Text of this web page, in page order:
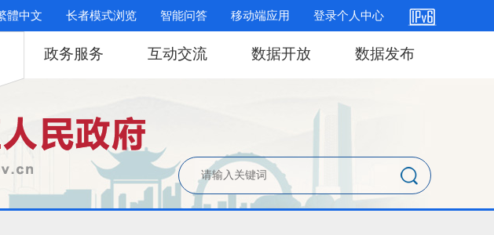
體中文 长者模式浏览 智能问答 移动端应用 登录个人中心
政务服务 互动交流 数据开放 数据发布